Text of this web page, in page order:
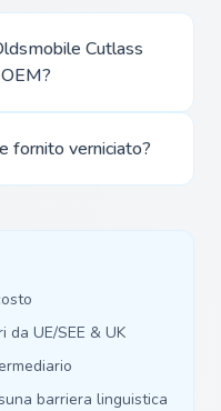
Cutlass
fornito verniciato?
UE/SEE & UK
barriera linguistica